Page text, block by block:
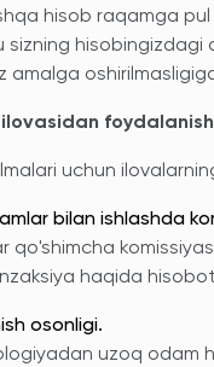
hisob raqamga
sizning
amalga
ilovasidan
uchun
bilan ishlashda
qo'shimcha
haqida
osonligi.
uzoq odam